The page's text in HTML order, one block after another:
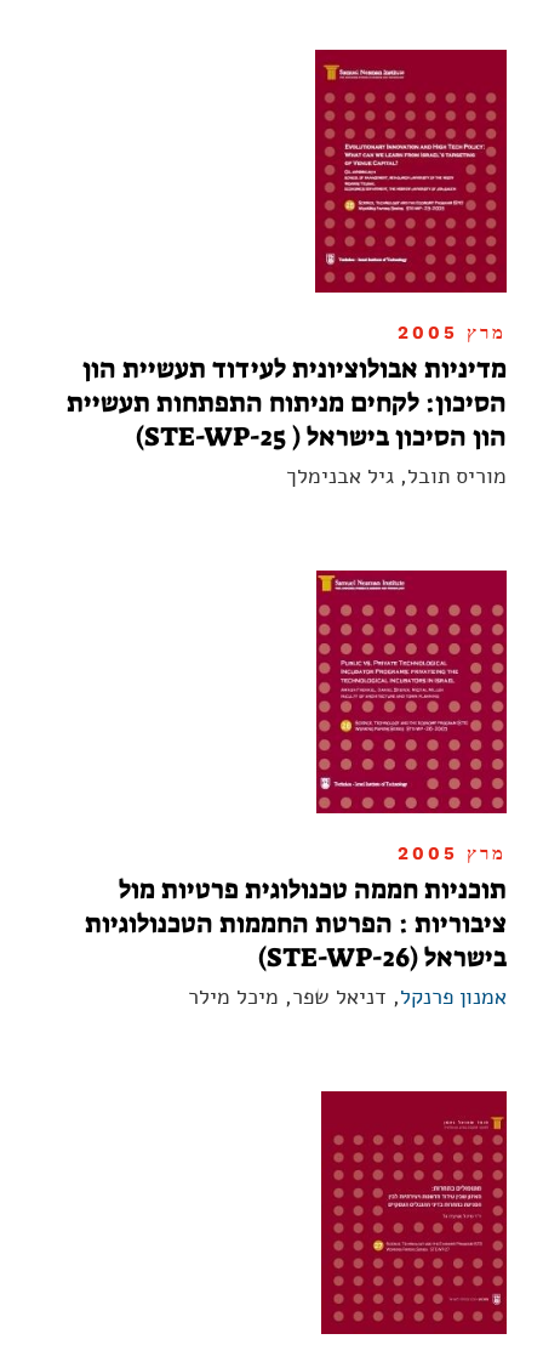
מרץ 2005
מדיניות אבולוציונית לעידוד תעשיית הון
הסיכון: לקחים מניתוח התפתחות תעשיית
הון הסיכון בישראל ( STE-WP-25)
מוריס תובל, גיל אבנימלך
מרץ 2005
תוכניות חממה טכנולוגית פרטיות מול
ציבוריות : הפרטת החממות הטכנולוגיות
בישראל (STE-WP-26)
אמנון פרנקל, דניאל שפר, מיכל מילר